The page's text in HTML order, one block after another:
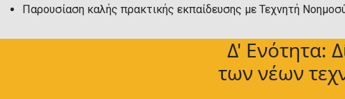
Παρουσίαση καλής πρακτικής εκπαίδευσης με Τεχνητή
Δ' Ενότητα:
των νέων